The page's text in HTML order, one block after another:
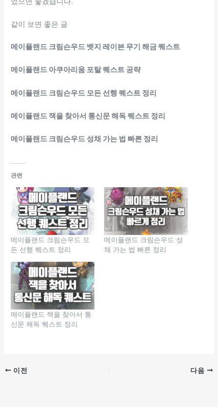
같이 보면 좋은 글
메이플랜드 크림슨우드 뱃지 레이븐 무기 해금 퀘스트
메이플랜드 아쿠아리움 포탈 퀘스트 공략
메이플랜드 크림슨우드 모든 선행 퀘스트 정리
메이플랜드 잭을 찾아서 통신문 해독 퀘스트 정리
메이플랜드 크림슨우드 성채 가는 법 빠른 정리
관련
메이플랜드 크림슨우드 모
든 선행 퀘스트 정리
메이플랜드 크림슨우드 성
채 가는 법 빠른 정리
메이플랜드 잭을 찾아서 통
신문 해독 퀘스트 정리
이전 다음